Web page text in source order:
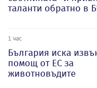
таланти обратно в
1 час
България иска
помощ от ЕС за
животновъдите